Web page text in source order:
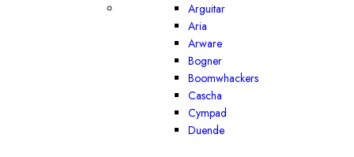
Arguitar
Aria
Arware
Bogner
Boomwhackers
Cascha
Cympad
Duende